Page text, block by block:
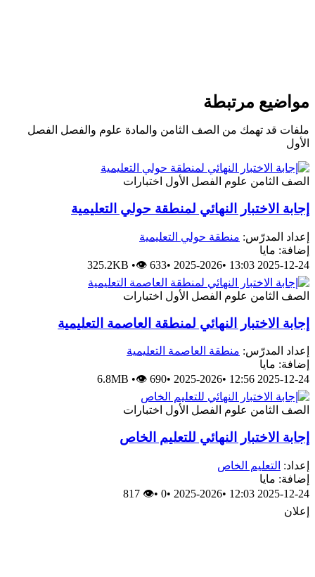
مرتبطة
قد تهمك من الصف الثامن والمادة علوم والفصل الفصل
الثامن علوم الفصل الأول اختبارات
الاختبار النهائي لمنطقة حولي التعليمية
المدرّس: منطقة حولي التعليمية
مايا
2025-12-24
•
2025-2026
•
325.2KB •👁 633
الثامن علوم الفصل الأول اختبارات
الاختبار النهائي لمنطقة العاصمة التعليمية
المدرّس: منطقة العاصمة التعليمية
مايا
2025-12-24
•
2025-2026
•
6.8MB •👁 690
الثامن علوم الفصل الأول اختبارات
الاختبار النهائي للتعليم الخاص
التعليم الخاص
مايا
2025-12-24
•
2025-2026
•
0
•
👁 817